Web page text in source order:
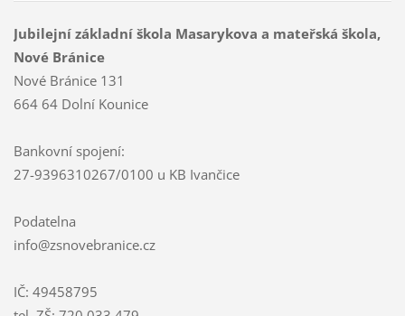
Jubilejní základní škola Masarykova a mateřská škola,
Nové Bránice
Nové Bránice 131
664 64 Dolní Kounice
Bankovní spojení:
27-9396310267/0100 u KB Ivančice
Podatelna
info@zsnovebranice.cz
IČ: 49458795